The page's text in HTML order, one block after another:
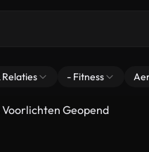
- Fitness
Geopend